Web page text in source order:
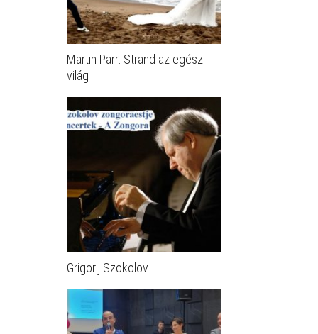
Martin Parr: Strand az egész
világ
Grigorij Szokolov